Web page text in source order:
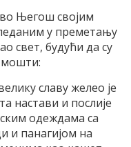
Његош својим
у преметању
свет, будући да су
мошти:
славу желео је
настави и послије
одеждама са
и панагијом на